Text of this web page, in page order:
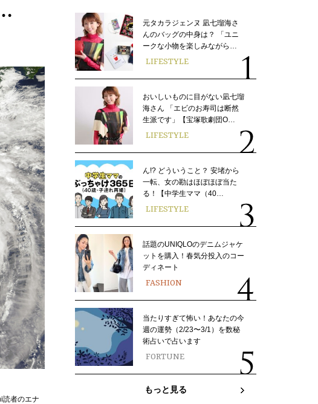
読者のエナ
元タカラジェンヌ 凪七瑠海さ
んのバッグの中身は？ 「ユニ
ークな小物を楽しみながら…
LIFESTYLE
おいしいものに目がない凪七瑠
海さん 「エビのお寿司は断然
生派です」【宝塚歌劇団O…
LIFESTYLE
ん!? どういうこと？ 安堵から
一転、女の勘はほぼほぼ当た
る！【中学生ママ（40…
LIFESTYLE
話題のUNIQLOのデニムジャケ
ットを購入！春気分投入のコー
ディネート
FASHION
当たりすぎて怖い！あなたの今
週の運勢（2/23〜3/1）を数秘
術占いで占います
FORTUNE
もっと見る